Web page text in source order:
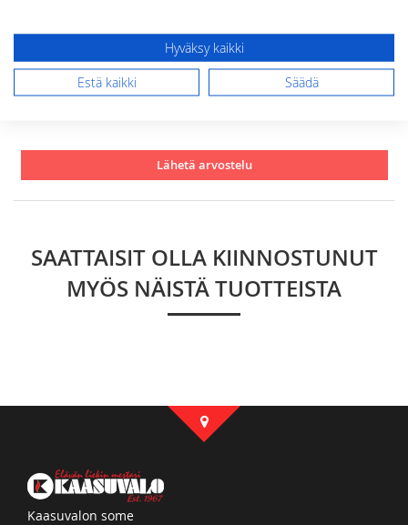
Arvostelu
Lähetä arvostelu
SAATTAISIT OLLA KIINNOSTUNUT
MYÖS NÄISTÄ TUOTTEISTA
Kaasuvalon some
Hyväksy kaikki
Estä kaikki Säädä